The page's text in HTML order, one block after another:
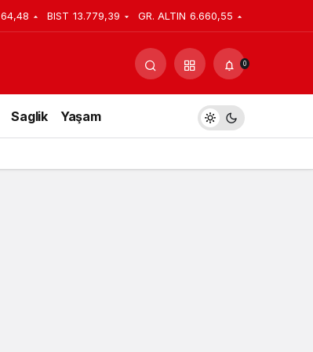
64,48 BIST 13.779,39 GR. ALTIN 6.660,55
0
Saglik Yaşam
Yorum Yap Paylaş